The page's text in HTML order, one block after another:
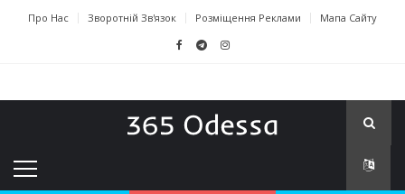
Про Нас Зворотній Зв'язок Розміщення Реклами Мапа Сайту